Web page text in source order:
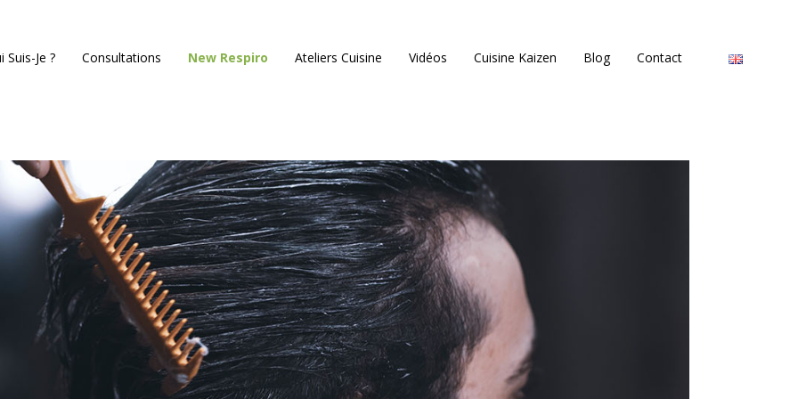
Suis-Je ? Consultations New Respiro Ateliers Cuisine Vidéos Cuisine Kaizen Blog Contact